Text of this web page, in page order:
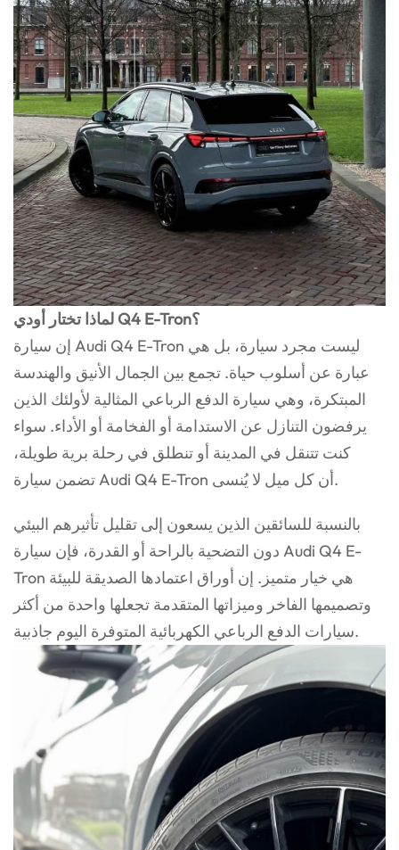
لماذا تختار أودي Q4 E-Tron؟
إن سيارة Audi Q4 E-Tron ليست مجرد سيارة، بل هي
عبارة عن أسلوب حياة. تجمع بين الجمال الأنيق والهندسة
المبتكرة، وهي سيارة الدفع الرباعي المثالية لأولئك الذين
يرفضون التنازل عن الاستدامة أو الفخامة أو الأداء. سواء
كنت تتنقل في المدينة أو تنطلق في رحلة برية طويلة،
تضمن سيارة Audi Q4 E-Tron أن كل ميل لا يُنسى.
بالنسبة للسائقين الذين يسعون إلى تقليل تأثيرهم البيئي
دون التضحية بالراحة أو القدرة، فإن سيارة Audi Q4 E-
Tron هي خيار متميز. إن أوراق اعتمادها الصديقة للبيئة
وتصميمها الفاخر وميزاتها المتقدمة تجعلها واحدة من أكثر
سيارات الدفع الرباعي الكهربائية المتوفرة اليوم جاذبية.